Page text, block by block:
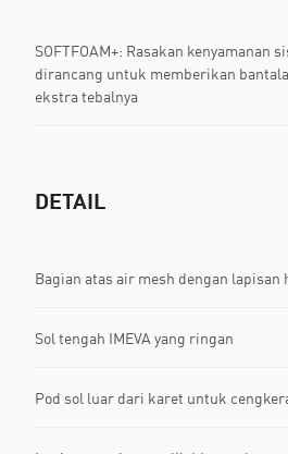
SOFTFOAM+: Rasakan kenyamanan
dirancang untuk memberikan
ekstra tebalnya
DETAIL
Bagian atas air mesh dengan lapisan
Sol tengah IMEVA yang ringan
Pod sol luar dari karet untuk